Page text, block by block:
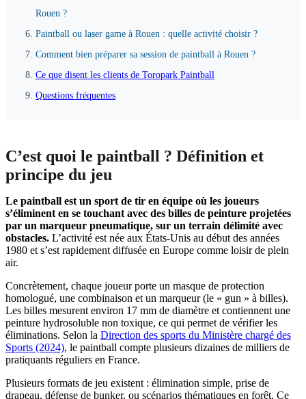
Rouen ?
Paintball ou laser game à Rouen : quelle activité choisir ?
Comment bien préparer sa session de paintball à Rouen ?
Ce que disent les clients de Toropark Paintball
Questions fréquentes
C’est quoi le paintball ? Définition et
principe du jeu
Le paintball est un sport de tir en équipe où les joueurs
s’éliminent en se touchant avec des billes de peinture projetées
par un marqueur pneumatique, sur un terrain délimité avec
obstacles. L’activité est née aux États-Unis au début des années
1980 et s’est rapidement diffusée en Europe comme loisir de plein
air.
Concrètement, chaque joueur porte un masque de protection
homologué, une combinaison et un marqueur (le « gun » à billes).
Les billes mesurent environ 17 mm de diamètre et contiennent une
peinture hydrosoluble non toxique, ce qui permet de vérifier les
éliminations. Selon la Direction des sports du Ministère chargé des
Sports (2024), le paintball compte plusieurs dizaines de milliers de
pratiquants réguliers en France.
Plusieurs formats de jeu existent : élimination simple, prise de
drapeau, défense de bunker, ou scénarios thématiques en forêt. Ce